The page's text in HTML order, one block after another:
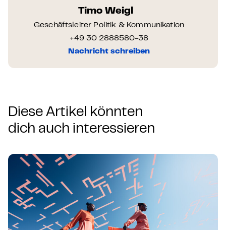
Timo Weigl
Geschäftsleiter Politik & Kommunikation
+49 30 2888580-38
Nachricht schreiben
Diese Artikel könnten
dich auch interessieren